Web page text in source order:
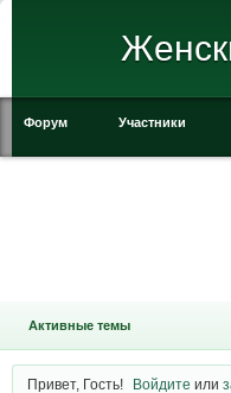
Форум Участники
Активные темы
Привет, Гость! Войдите или